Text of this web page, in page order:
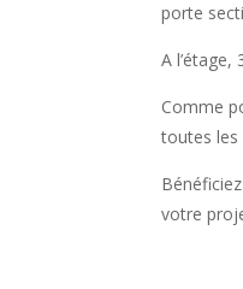
porte
A l’étage,
Comme
toutes les
votre